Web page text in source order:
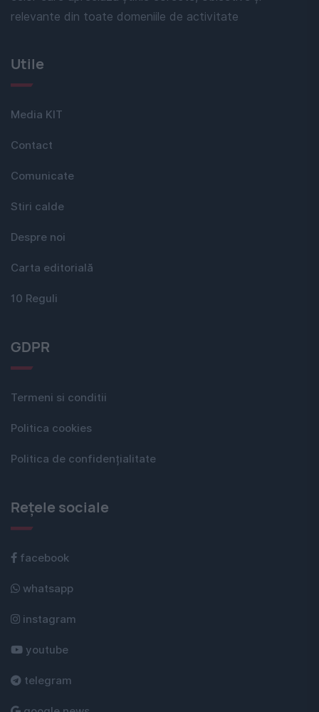
relevante din toate domeniile de activitate
Utile
Media KIT
Contact
Comunicate
Stiri calde
Despre noi
Carta editorială
10 Reguli
GDPR
Termeni si conditii
Politica cookies
Politica de confidențialitate
Rețele sociale
facebook
whatsapp
instagram
youtube
telegram